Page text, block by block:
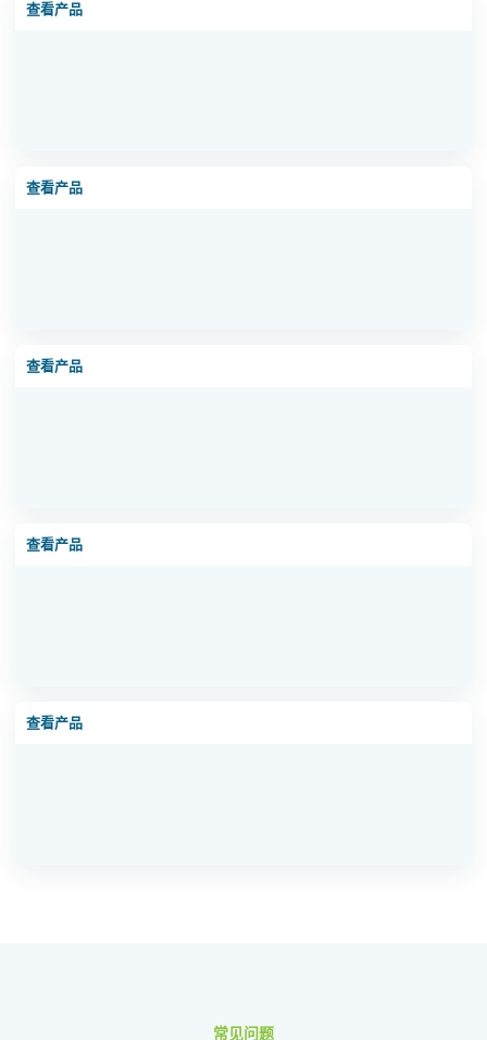
查看产品
查看产品
查看产品
查看产品
查看产品
常见问题